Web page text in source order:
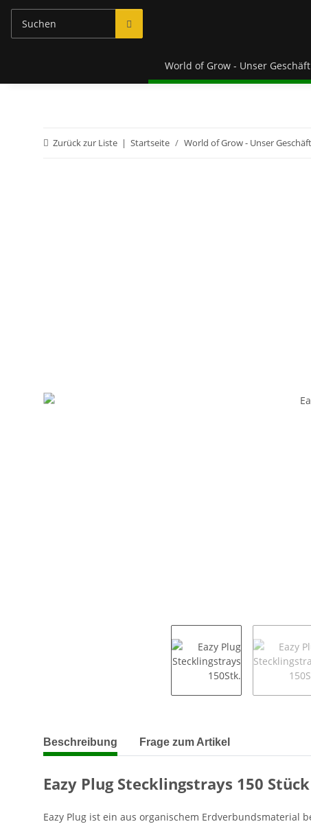
World of Grow - Unser
Zurück zur Liste Startseite World of Grow - Unser
weitere Registerkarten anzeigen
Beschreibung Frage zum Artikel
Eazy Plug Stecklingstrays 150 Stück
Eazy Plug ist ein aus organischem Erdverbundsmaterial